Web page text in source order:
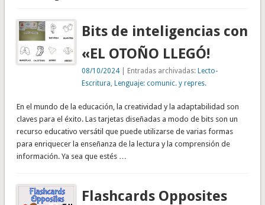
Bits de inteligencias con
«EL OTOÑO LLEGÓ!
08/10/2024 | Entradas archivadas:Lecto-
Escritura ,Lenguaje: comunic. y repres.
En el mundo de la educación, la creatividad y la adaptabilidad son
claves para el éxito. Las tarjetas diseñadas a modo de bits son un
recurso educativo versátil que puede utilizarse de varias formas
para enriquecer la enseñanza de la lectura y la comprensión de
información. Ya sea que estés …
Flashcards Opposites